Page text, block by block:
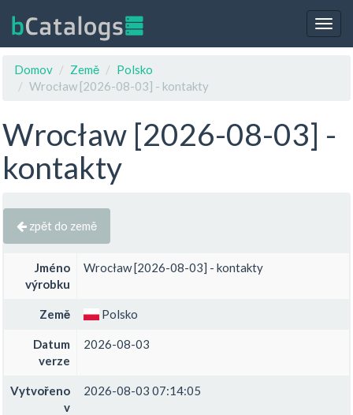
Domov
Země
Polsko
Wrocław [2026-08-03] - kontakty
Wrocław [2026-08-03] -
kontakty
zpět do země
Jméno
výrobku
Wrocław [2026-08-03] - kontakty
Země Polsko
Datum
verze
2026-08-03
Vytvořeno
v
2026-08-03 07:14:05